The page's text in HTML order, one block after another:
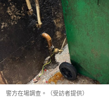
警方在場調查。（受訪者提供）